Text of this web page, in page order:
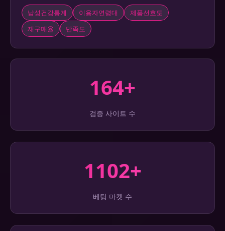
남성건강통계 이용자연령대
제품선호도
재구매율
만족도
164+
검증 사이트 수
1102+
베팅 마켓 수